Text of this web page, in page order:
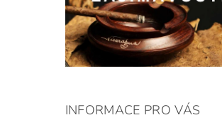
INFORMACE PRO VÁS